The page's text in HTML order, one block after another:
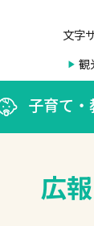
文字
観
子育て・
広